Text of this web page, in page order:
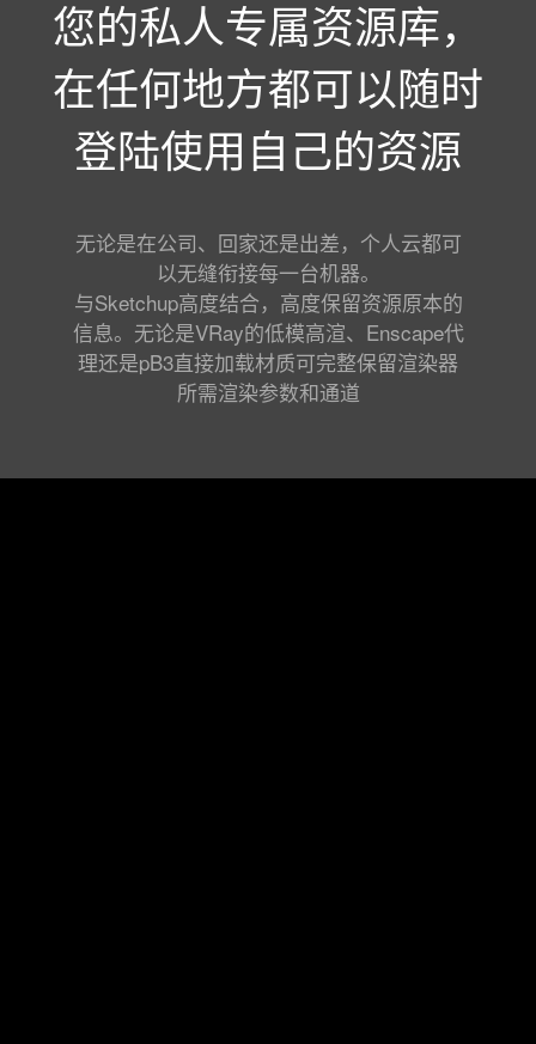
您的私人专属资源库，
在任何地方都可以随时
登陆使用自己的资源
无论是在公司、回家还是出差，个人云都可
以无缝衔接每一台机器。
与Sketchup高度结合，高度保留资源原本的
信息。无论是VRay的低模高渲、Enscape代
理还是pB3直接加载材质可完整保留渲染器
所需渲染参数和通道